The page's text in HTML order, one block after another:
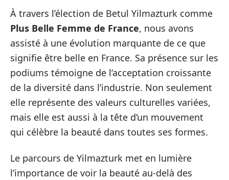
À travers l’élection de Betul Yilmazturk comme
Plus Belle Femme de France, nous avons
assisté à une évolution marquante de ce que
signifie être belle en France. Sa présence sur les
podiums témoigne de l’acceptation croissante
de la diversité dans l’industrie. Non seulement
elle représente des valeurs culturelles variées,
mais elle est aussi à la tête d’un mouvement
qui célèbre la beauté dans toutes ses formes.
Le parcours de Yilmazturk met en lumière
l’importance de voir la beauté au-delà des